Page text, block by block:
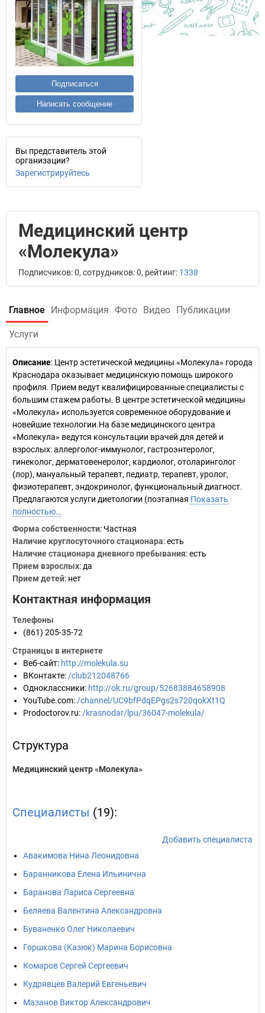
Подписаться
Написать сообщение
Вы представитель этой
организации?
Зарегистрируйтесь
Медицинский центр
«Молекула»
Подписчиков: 0, сотрудников: 0, рейтинг: 1338
Главное Информация Фото Видео Публикации
Услуги
Описание: Центр эстетической медицины «Молекула» города
Краснодара оказывает медицинскую помощь широкого
профиля. Прием ведут квалифицированные специалисты с
большим стажем работы. В центре эстетической медицины
«Молекула» используется современное оборудование и
новейшие технологии.На базе медицинского центра
«Молекула» ведутся консультации врачей для детей и
взрослых: аллерголог-иммунолог, гастроэнтеролог,
гинеколог, дерматовенеролог, кардиолог, отоларинголог
(лор), мануальный терапевт, педиатр, терапевт, уролог,
физиотерапевт, эндокринолог, функциональный диагност.
Предлагаются услуги диетологии (поэтапная Показать
полностью…
Форма собственности: Частная
Наличие круглосуточного стационара: есть
Наличие стационара дневного пребывания: есть
Прием взрослых: да
Прием детей: нет
Контактная информация
Телефоны
(861) 205-35-72
Страницы в интернете
Веб-сайт: http://molekula.su
ВКонтакте: /club212048766
Одноклассники: http://ok.ru/group/52683884658908
YouTube.com: /channel/UC9bfPdqEPgs2s720qokXt1Q
Prodoctorov.ru: /krasnodar/lpu/36047-molekula/
Структура
Медицинский центр «Молекула»
Специалисты (19):
Добавить специалиста
Авакимова Нина Леонидовна
Баранникова Елена Ильинична
Баранова Лариса Сергеевна
Беляева Валентина Александровна
Буваненко Олег Николаевич
Горшкова (Казюк) Марина Борисовна
Комаров Сергей Сергеевич
Кудрявцев Валерий Евгеньевич
Мазанов Виктор Александрович